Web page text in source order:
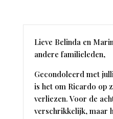
Lieve Belinda en
andere familieleden,
Gecondoleerd met
is het om Ricardo op
verliezen. Voor de
verschrikkelijk, maar